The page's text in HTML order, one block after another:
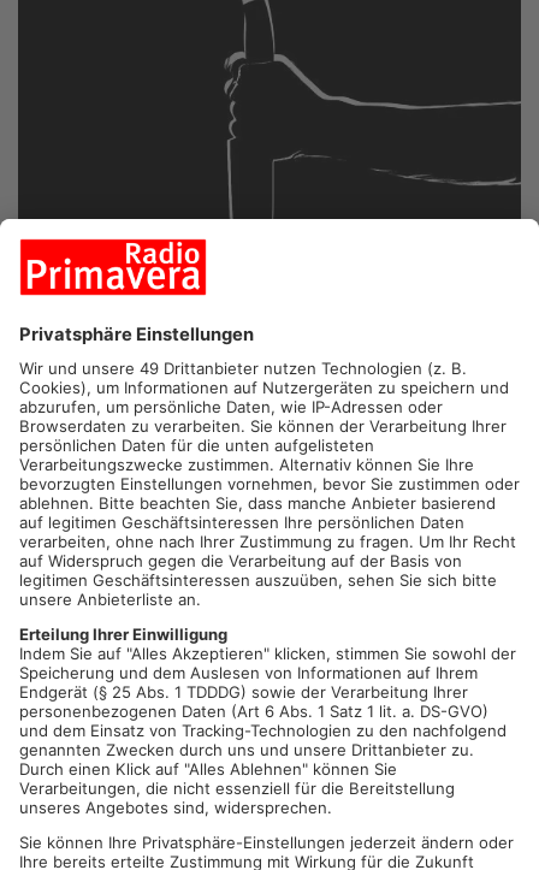
MÖMLINGEN.Messer-Vorfall an einem Tiergehege in
Mömlingen. Ein Tierpfleger ist dort am Abend von einem
unbekannten Mann bedroht worden – verletzt wurde zum
Glück niemand.
Laut Polizei bemerkte ein Tierpfleger einen unbekannten Mann
an einem benachbarten Gehege. Dieser soll versucht haben,
über den Zaun zu klettern und so unerlaubt auf das Gelände zu
kommen. Als der Tierpfleger ihn darauf ansprach, eskalierte
die Situation offenbar: Der Unbekannte soll den Mitarbeiter
beleidigt und mit einem Messer bedroht haben. Der Tierpfleger
konnte den Mann aber auf Abstand halten und ihm das Messer
abnehmen. Danach flüchtete der Unbekannte zu Fuß. Verletzt
wurde glücklicherweise niemand, auch den Tieren ist nichts
passiert. Die Polizei ermittelt jetzt und sucht Zeugen.
Artikel teilen
ANZEIGE